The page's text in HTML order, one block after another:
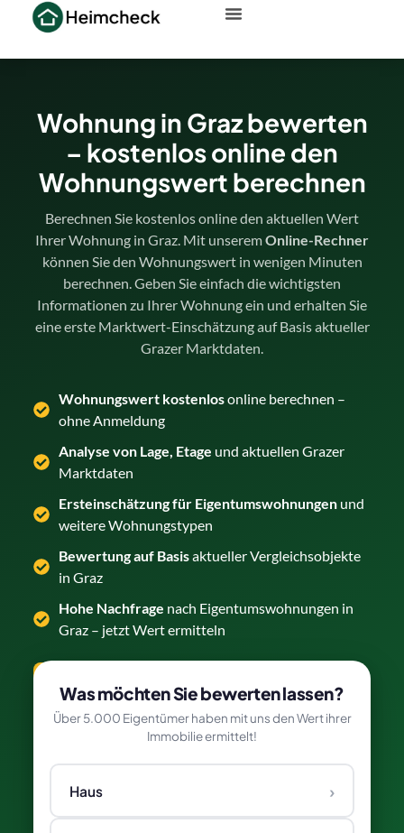
Wohnung in Graz bewerten
– kostenlos online den
Wohnungswert berechnen
Berechnen Sie kostenlos online den aktuellen Wert
Ihrer Wohnung in Graz. Mit unseremOnline-Rechner
können Sie den Wohnungswert in wenigen Minuten
berechnen. Geben Sie einfach die wichtigsten
Informationen zu Ihrer Wohnung ein und erhalten Sie
eine erste Marktwert-Einschätzung auf Basis aktueller
Grazer Marktdaten.
Wohnungswert kostenlosonline berechnen –
ohne Anmeldung
Analyse von Lage, Etage und aktuellen Grazer
Marktdaten
Ersteinschätzung für Eigentumswohnungenund
weitere Wohnungstypen
Bewertung auf Basisaktueller Vergleichsobjekte
in Graz
Hohe Nachfrage nach Eigentumswohnungen in
Graz – jetzt Wert ermitteln
Was möchten Sie bewerten lassen?
Über 5.000 Eigentümer haben mit uns den Wert ihrer
Immobilie ermittelt!
Haus ›